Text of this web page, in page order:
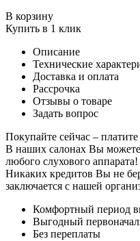
В корзину
Купить в 1 клик
Описание
Технические
Доставка и оплата
Рассрочка
Отзывы о товаре
Задать вопрос
Покупайте сейчас –
В наших салонах Вы
любого слухового аппарата!
Никаких кредитов Вы не
заключается с нашей
Комфортный период
Выгодный
Без переплаты